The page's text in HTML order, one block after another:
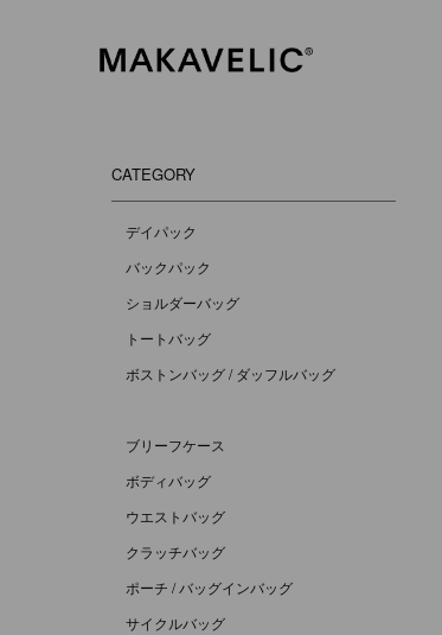
MAKAVELIC
CATEGORY
デイパック
バックパック
ショルダーバッグ
トートバッグ
ボストンバッグ / ダッフルバッグ
ブリーフケース
ボディバッグ
ウエストバッグ
クラッチバッグ
ポーチ / バッグインバッグ
サイクルバッグ